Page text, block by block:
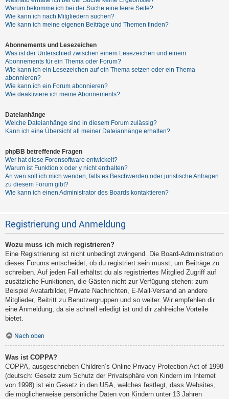
Warum bekomme ich bei der Suche eine leere Seite?
Wie kann ich nach Mitgliedern suchen?
Wie kann ich meine eigenen Beiträge und Themen finden?
Abonnements und Lesezeichen
Was ist der Unterschied zwischen einem Lesezeichen und einem
Abonnements für ein Thema oder Forum?
Wie kann ich ein Lesezeichen auf ein Thema setzen oder ein Thema
abonnieren?
Wie kann ich ein Forum abonnieren?
Wie deaktiviere ich meine Abonnements?
Dateianhänge
Welche Dateianhänge sind in diesem Forum zulässig?
Kann ich eine Übersicht all meiner Dateianhänge erhalten?
phpBB betreffende Fragen
Wer hat diese Forensoftware entwickelt?
Warum ist Funktion x oder y nicht enthalten?
An wen soll ich mich wenden, falls es Beschwerden oder juristische Anfragen
zu diesem Forum gibt?
Wie kann ich einen Administrator des Boards kontaktieren?
Registrierung und Anmeldung
Wozu muss ich mich registrieren?
Eine Registrierung ist nicht unbedingt zwingend. Die Board-Administration
dieses Forums entscheidet, ob du registriert sein musst, um Beiträge zu
schreiben. Auf jeden Fall erhältst du als registriertes Mitglied Zugriff auf
zusätzliche Funktionen, die Gästen nicht zur Verfügung stehen: zum
Beispiel Avatarbilder, Private Nachrichten, E-Mail-Versand an andere
Mitglieder, Beitritt zu Benutzergruppen und so weiter. Wir empfehlen dir
eine Anmeldung, da sie schnell erledigt ist und dir zahlreiche Vorteile
bietet.
Nach oben
Was ist COPPA?
COPPA, ausgeschrieben Children’s Online Privacy Protection Act of 1998
(deutsch: Gesetz zum Schutz der Privatsphäre von Kindern im Internet
von 1998) ist ein Gesetz in den USA, welches festlegt, dass Websites,
die möglicherweise persönliche Daten von Kindern unter 13 Jahren